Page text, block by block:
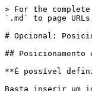
> For the complete documentation index, see [llms.txt](https://docs.zapsign.com.br/llms.txt). Markdown versions of documentation pages are available by appending `.md` to page URLs; this page is available as [Markdown](https://docs.zapsign.com.br/documentos/opcional-posicionar-assinaturas.md).

# Opcional: Posicionar assinaturas

## Posicionamento com âncoras de texto

**É possível definir onde as assinaturas e rubricas serão inseridas** em documentos **PDF ou DOCX** usando **textos âncora**.

Basta inserir um identificador, como `"<<signer1>>"`, no documento, e a plataforma posicionará automaticamente a assinatura ou rubrica **no exato local onde esse texto aparecer**.

> **Dica:** utilize `<< >>` para evitar conflitos com palavras comuns do documento.

#### **Campos**

* **`signature_placement`**: define o local da **assinatura** usando texto âncora.\
  Exemplo: `"signature_placement": "<<signer1>>"`
* **`rubrica_placement`**: define o local da **rubrica** usando texto âncora.\
  Exemplo: `"rubrica_placement":